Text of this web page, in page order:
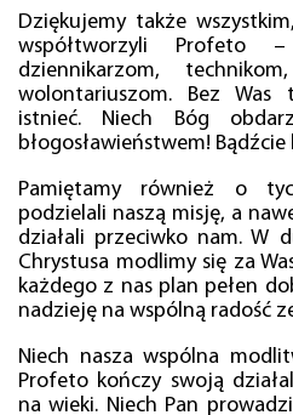
Dziękujemy także
współtworzyli Profeto
dziennikarzom,
wolontariuszom. Bez
istnieć. Niech Bóg
błogosławieństwem! Bądźcie
Pamiętamy również o
podzielali naszą misję, a
działali przeciwko nam. W
Chrystusa modlimy się za
każdego z nas plan pełen
nadzieję na wspólną radość
Niech nasza wspólna
Profeto kończy swoją
na wieki. Niech Pan